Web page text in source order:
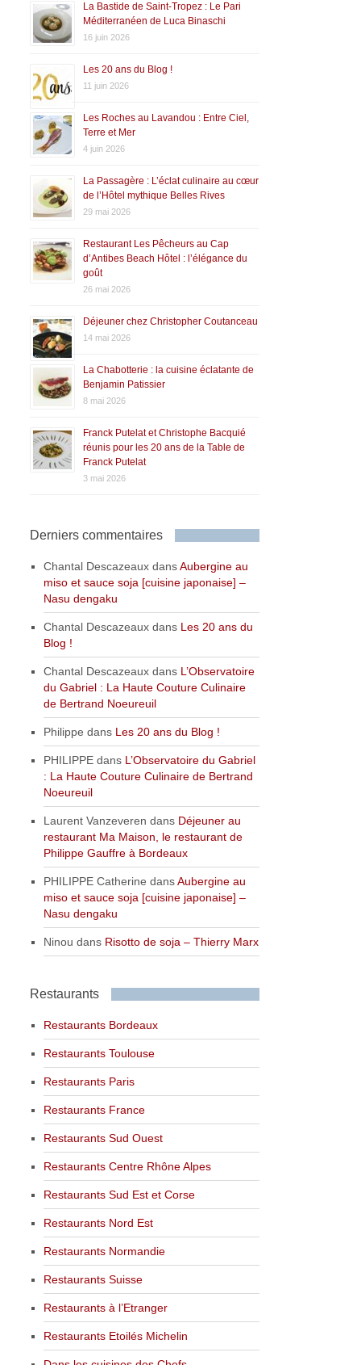
La Bastide de Saint-Tropez : Le Pari
Méditerranéen de Luca Binaschi
16 juin 2026
Les 20 ans du Blog !
11 juin 2026
Les Roches au Lavandou : Entre Ciel,
Terre et Mer
4 juin 2026
La Passagère : L’éclat culinaire au cœur
de l’Hôtel mythique Belles Rives
29 mai 2026
Restaurant Les Pêcheurs au Cap
d’Antibes Beach Hôtel : l’élégance du
goût
26 mai 2026
Déjeuner chez Christopher Coutanceau
14 mai 2026
La Chabotterie : la cuisine éclatante de
Benjamin Patissier
8 mai 2026
Franck Putelat et Christophe Bacquié
réunis pour les 20 ans de la Table de
Franck Putelat
3 mai 2026
Derniers commentaires
Chantal Descazeaux dansAubergine au
miso et sauce soja [cuisine japonaise] –
Nasu dengaku
Chantal Descazeaux dans Les 20 ans du
Blog !
Chantal Descazeaux dans L’Observatoire
du Gabriel : La Haute Couture Culinaire
de Bertrand Noeureuil
Philippe dans Les 20 ans du Blog !
PHILIPPE dans L’Observatoire du Gabriel
: La Haute Couture Culinaire de Bertrand
Noeureuil
Laurent Vanzeveren dans Déjeuner au
restaurant Ma Maison, le restaurant de
Philippe Gauffre à Bordeaux
PHILIPPE Catherine dansAubergine au
miso et sauce soja [cuisine japonaise] –
Nasu dengaku
Ninou dans Risotto de soja – Thierry Marx
Restaurants
Restaurants Bordeaux
Restaurants Toulouse
Restaurants Paris
Restaurants France
Restaurants Sud Ouest
Restaurants Centre Rhône Alpes
Restaurants Sud Est et Corse
Restaurants Nord Est
Restaurants Normandie
Restaurants Suisse
Restaurants à l’Etranger
Restaurants Etoilés Michelin